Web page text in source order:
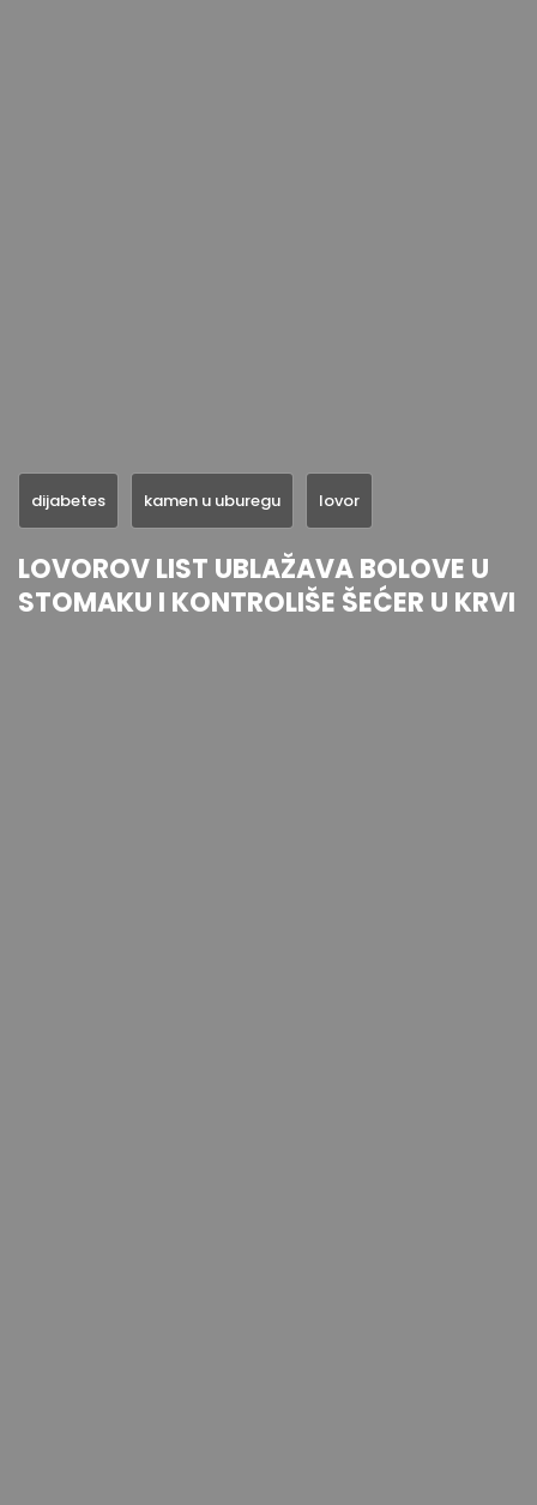
dijabetes kamen u uburegu lovor
LOVOROV LIST UBLAŽAVA BOLOVE U
STOMAKU I KONTROLIŠE ŠEĆER U KRVI